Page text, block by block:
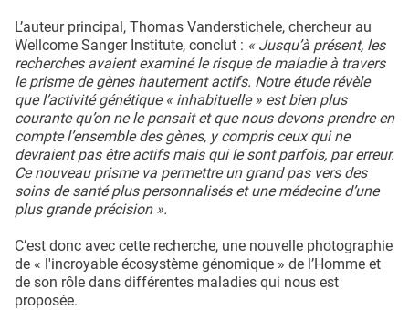
L’auteur principal, Thomas Vanderstichele, chercheur au
Wellcome Sanger Institute, conclut : « Jusqu’à présent, les
recherches avaient examiné le risque de maladie à travers
le prisme de gènes hautement actifs. Notre étude révèle
que l’activité génétique « inhabituelle » est bien plus
courante qu’on ne le pensait et que nous devons prendre en
compte l’ensemble des gènes, y compris ceux qui ne
devraient pas être actifs mais qui le sont parfois, par erreur.
Ce nouveau prisme va permettre un grand pas vers des
soins de santé plus personnalisés et une médecine d’une
plus grande précision ».
C’est donc avec cette recherche, une nouvelle photographie
de « l'incroyable écosystème génomique » de l’Homme et
de son rôle dans différentes maladies qui nous est
proposée.